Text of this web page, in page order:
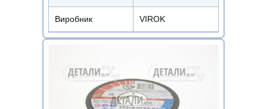
Виробник VIROK